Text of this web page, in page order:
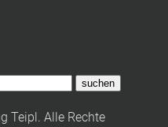
suchen
Teipl. Alle Rechte